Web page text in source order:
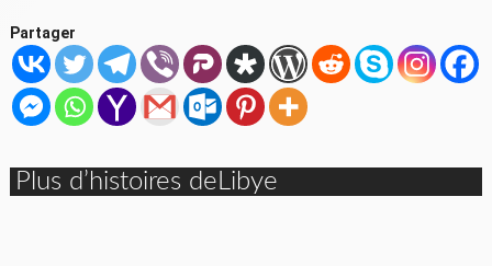
Partager
Plus d’histoires deLibye